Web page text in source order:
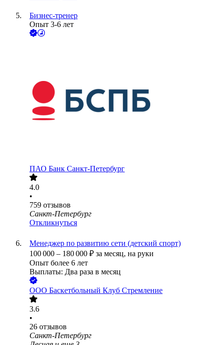
Бизнес-тренер
Опыт 3-6 лет
ПАО Банк Санкт-Петербург
4.0
•
759 отзывов
Санкт-Петербург
Откликнуться
Менеджер по развитию сети (детский спорт)
100 000 – 180 000 ₽ за месяц, на руки
Опыт более 6 лет
Выплаты: Два раза в месяц
ООО Баскетбольный Клуб Стремление
3.6
•
26 отзывов
Санкт-Петербург